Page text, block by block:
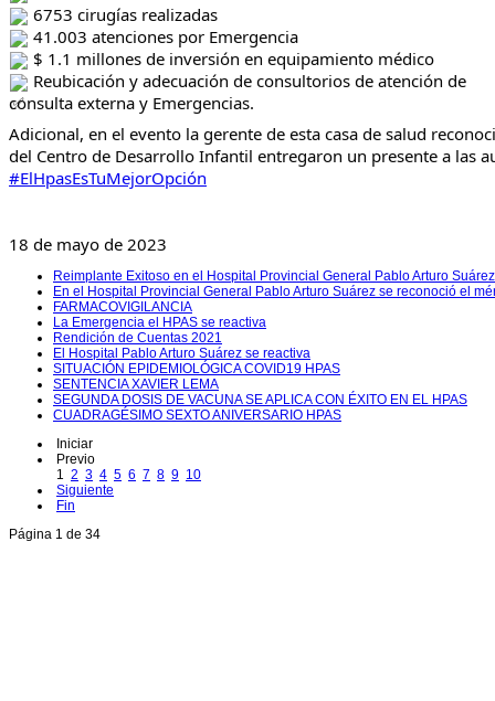
6753 cirugías realizadas
41.003 atenciones por Emergencia
$ 1.1 millones de inversión en equipamiento médico
Reubicación y adecuación de consultorios de atención de
consulta externa y Emergencias.
Adicional, en el evento la gerente de esta casa de salud
del Centro de Desarrollo Infantil entregaron un presente a las
#ElHpasEsTuMejorOpción
18 de mayo de 2023
Reimplante Exitoso en el Hospital Provincial General Pablo Arturo Suárez
En el Hospital Provincial General Pablo Arturo Suárez se reconoció el
FARMACOVIGILANCIA
La Emergencia el HPAS se reactiva
Rendición de Cuentas 2021
El Hospital Pablo Arturo Suárez se reactiva
SITUACIÓN EPIDEMIOLÓGICA COVID19 HPAS
SENTENCIA XAVIER LEMA
SEGUNDA DOSIS DE VACUNA SE APLICA CON ÉXITO EN EL HPAS
CUADRAGÉSIMO SEXTO ANIVERSARIO HPAS
Iniciar
Previo
1 2 3 4 5 6 7 8 9 10
Siguiente
Fin
Página 1 de 34